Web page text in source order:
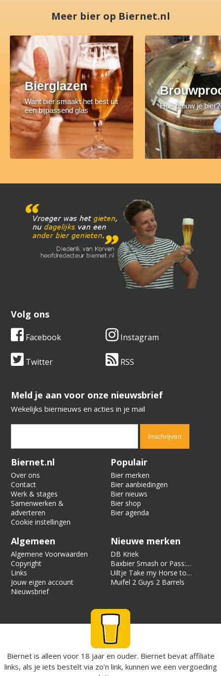
Meer bier op Biernet.nl
Bierglazen
Want bier smaakt het best uit
een bijpassend glas
Hoe brouw je bier?
Volg ons
Facebook Instagram
Twitter RSS
​​​​​​​Meld je aan voor onze nieuwsbrief
Wekelijks biernieuws en acties in je mail
Verification code:
Biernet.nl
Over ons
Contact
Werk & stages
Samenwerken &
adverteren
Cookie instellingen
Populair
Bier merken
Bier aanbiedingen
Bier nieuws
Bier shop
Bier agenda
Algemeen
Algemene Voorwaarden
Copyright
Links
Jouw eigen account
Nieuwsbrief
Nieuwe merken
DB Kriek
Baxbier Smash or Pass:
Strata
Uiltje Take my Horse to
the Hotel Room
Muifel 2 Guys 2 Barrels
Biernet is alleen voor 18 jaar en ouder. Biernet bevat affiliate
links, als je iets bestelt via zo’n link, kunnen we een vergoeding